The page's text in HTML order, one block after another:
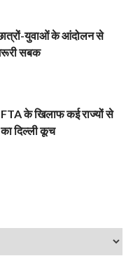
युवाओं के आंदोलन से
सबक
के खिलाफ कई राज्यों से
का दिल्ली कूच